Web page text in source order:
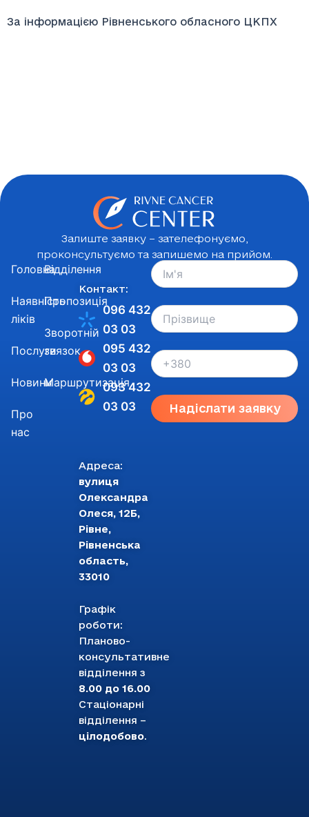
За інформацією Рівненського обласного ЦКПХ
Залиште заявку – зателефонуємо,
проконсультуємо та запишемо на прийом.
Адреса:
вулиця
Олександра
Олеся, 12Б,
Рівне,
Рівненська
область,
33010
Графік
роботи:
Планово-
консультативне
відділення з
8.00 до 16.00
Стаціонарні
відділення –
цілодобово.
Контакт:
096 432
03 03
095 432
03 03
093 432
03 03
Головна
Наявність
ліків
Послуги
Новини
Про
нас
Відділення
Пропозиція
Зворотній
звязок
Маршрутизація
Надіслати заявку